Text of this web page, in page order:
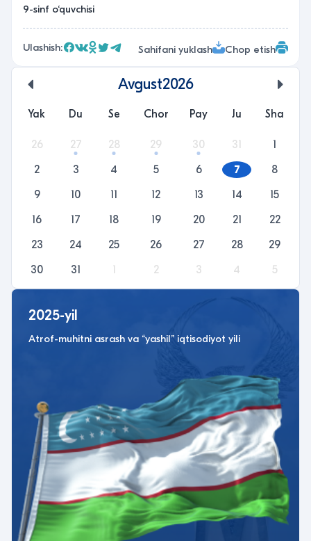
9-sinf o‘quvchisi
Ulashish: Sahifani yuklash Chop etish
Avgust2026
Yak Du Se Chor Pay Ju Sha
26 27 28 29 30 31
1
2
3 4 5 6 7
8
9
10 11 12 13 14
15
16
17 18 19 20 21
22
23
24 25 26 27 28
29
30
31 2 3 4 5
2025-yil
Atrof-muhitni asrash va “yashil” iqtisodiyot yili